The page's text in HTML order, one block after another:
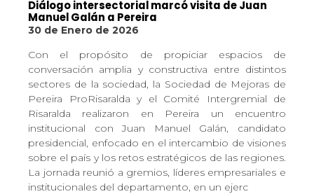
Diálogo intersectorial marcó visita de Juan
Manuel Galán a Pereira
30 de Enero de 2026
Con el propósito de propiciar espacios de
conversación amplia y constructiva entre distintos
sectores de la sociedad, la Sociedad de Mejoras de
Pereira ProRisaralda y el Comité Intergremial de
Risaralda realizaron en Pereira un encuentro
institucional con Juan Manuel Galán, candidato
presidencial, enfocado en el intercambio de visiones
sobre el país y los retos estratégicos de las regiones.
La jornada reunió a gremios, líderes empresariales e
institucionales del departamento, en un ejerc